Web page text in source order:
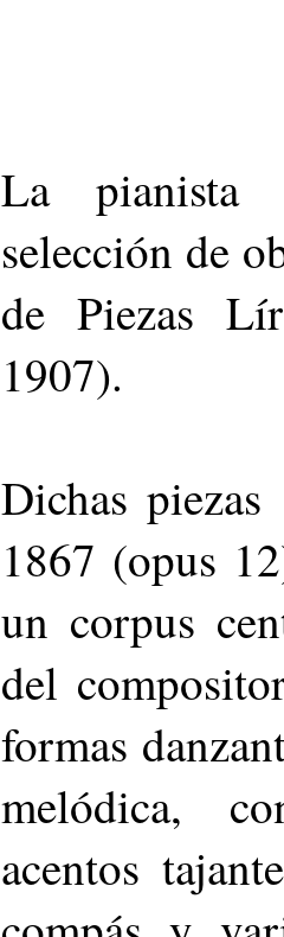
La pianista
selección de
de Piezas
1907).
Dichas
1867 (opus
un corpus
del
formas
melódica,
acentos